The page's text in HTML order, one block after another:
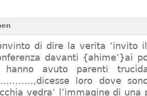
di dire la verita ‘invito
davanti {ahime’}ai
hanno avuto parenti
loro dove
vedra’ l’immagine di una